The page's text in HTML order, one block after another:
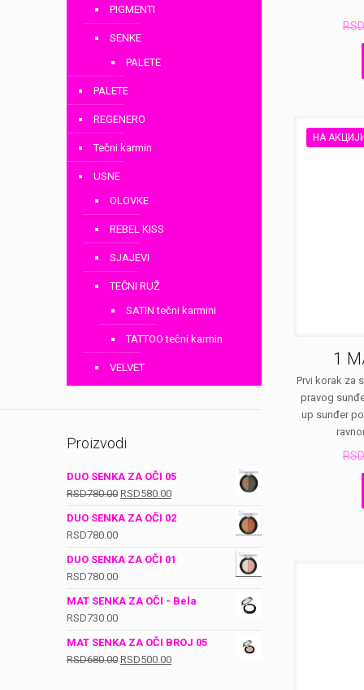
RSD
НА
1
Prvi korak za
pravog
up sunđer
RSD
PIGMENTI
SENKE
PALETE
PALETE
REGENERO
Tečni karmin
USNE
OLOVKE
REBEL KISS
SJAJEVI
TEČNI RUŽ
SATIN tečni karmini
TATTOO tečni karmin
VELVET
Proizvodi
DUO SENKA ZA OČI 05
RSD780.00 Оригинална
RSD780.00.
RSD580.00Тренутна
DUO SENKA ZA OČI 02
RSD780.00
DUO SENKA ZA OČI 01
RSD780.00
MAT SENKA ZA OČI - Bela
RSD730.00
MAT SENKA ZA OČI BROJ 05
RSD680.00 Оригинална
RSD500.00Тренутна